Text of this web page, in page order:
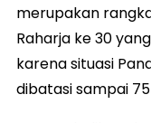
merupakan
Raharja ke 30
karena situasi
dibatasi sampai